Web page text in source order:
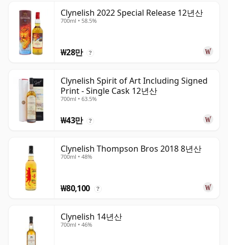
Clynelish 2022 Special Release 12년산
700ml • 58.5%
₩28만 ?
Clynelish Spirit of Art Including Signed
Print - Single Cask 12년산
700ml • 63.5%
₩43만 ?
Clynelish Thompson Bros 2018 8년산
700ml • 48%
₩80,100 ?
Clynelish 14년산
700ml • 46%